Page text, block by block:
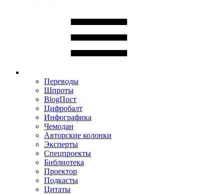
Переводы
Шпроты
BlogПост
Цифробалт
Инфографика
Чемодан
Авторские колонки
Эксперты
Спецпроекты
Библиотека
Проектор
Подкасты
Цитаты